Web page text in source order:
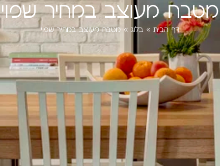
מטבח מעוצב במחיר שפוי
דף הבית » בלוג » מטבח מעוצב במחיר שפוי